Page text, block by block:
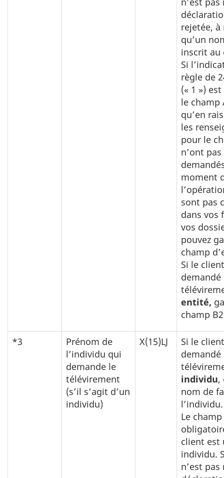
rejetée, à
qu’un
inscrit au
Si
règle de
(« 1 »)
le champ
qu’en
les
pour le
n’ont
moment
sont pas
dans vos
vos
pouvez
champ
Si le
demandé
entité,
champ
*3
Prénom de
l’individu qui
demande le
télévirement
(s’il s’agit d’un
individu)
X(15)LJ
Si le
demandé
individu,
nom de
l’individu.
Le
client est
individu.
n’est